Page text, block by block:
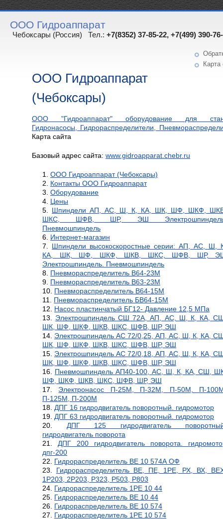
ООО Гидроаппарат
Чебоксары (Россия) Тел.: +7(8352) 37-85-22, +7(499) 390-
Карта
ООО Гидроаппарат
(Чебоксары)
ООО "Гидроаппарат" оборудование для
Гидронасосы, Гидрораспределители,
Карта сайта
Базовый адрес сайта: www.gidroapparat.chebr.ru
ООО Гидроаппарат (Чебоксары)
Контакты ООО Гидроаппарат
Оборудование
Цены
Шпиндели АП, АС, Ш, К, КА, ШК, ШФ, ШКФ,
ШКС, ШФВ, ШР, ЭШ
Пневмошпиндель
Интернет-магазин
Шпиндели высокоскоростные серии: АП, АС, Ш,
КА, ШК, ШФ, ШКФ, ШКВ, ШКС, ШФВ, ШР,
Электрошпиндель. Пневмошпиндель
Пневмораспределитель В64-23М
Пневмораспределитель В63-23М
Пневмораспределитель В64-15М
Пневмораспределитель БВ64-15М
Насос пластинчатый БГ12- Давление 12,5 МПа
Электрошпиндель СШ 72А, АП, АС, Ш, К, КА,
ШК, ШФ, ШКФ, ШКВ, ШКС, ШФВ, ШР, ЭШ
Электрошпиндель АС 72/0,25, АП, АС, Ш, К, КА,
ШК, ШФ, ШКФ, ШКВ, ШКС, ШФВ, ШР, ЭШ
Электрошпиндель АС 72/0,18, АП, АС, Ш, К, КА,
ШК, ШФ, ШКФ, ШКВ, ШКС, ШФВ, ШР, ЭШ
Пневмошпиндель АП40-100, АС, Ш, К, КА, СШ,
ШФ, ШКФ, ШКВ, ШКС, ШФВ, ШР, ЭШ
Электронасос П-25М, П-32М, П-50М, П-
П-125М, П-200М
ДПГ 16 гидродвигатель поворотный. гидромотор
ДПГ 63 гидродвигатель поворотный. гидромотор
ДПГ 125 гидродвигатель
гидродвигатель поворота
ДПГ 200 гидродвигатель поворота.
дпг-200
Гидрораспределитель ВЕ 10 574А ОФ
Гидрораспределитель ВЕ, ПЕ, 1РЕ, РХ, ВХ,
1Р203, 2Р203, Р323, Р503, Р803
Гидрораспределитель 1РЕ 10 44
Гидрораспределитель ВЕ 10 44
Гидрораспределитель ВЕ 10 574
Гидрораспределитель 1РЕ 10 574